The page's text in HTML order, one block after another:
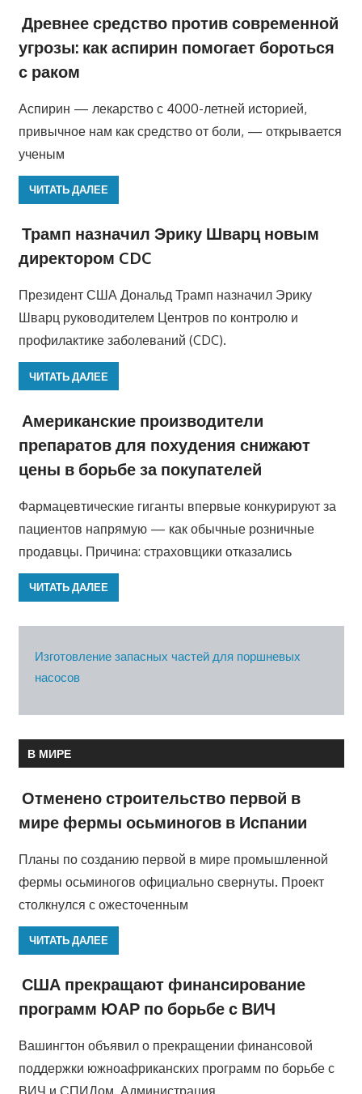
Древнее средство против современной
угрозы: как аспирин помогает бороться
с раком
Аспирин — лекарство с 4000-летней историей,
привычное нам как средство от боли, — открывается
ученым
ЧИТАТЬ ДАЛЕЕ
Трамп назначил Эрику Шварц новым
директором CDC
Президент США Дональд Трамп назначил Эрику
Шварц руководителем Центров по контролю и
профилактике заболеваний (CDC).
ЧИТАТЬ ДАЛЕЕ
Американские производители
препаратов для похудения снижают
цены в борьбе за покупателей
Фармацевтические гиганты впервые конкурируют за
пациентов напрямую — как обычные розничные
продавцы. Причина: страховщики отказались
ЧИТАТЬ ДАЛЕЕ
Изготовление запасных частей для поршневых
насосов
В МИРЕ
Отменено строительство первой в
мире фермы осьминогов в Испании
Планы по созданию первой в мире промышленной
фермы осьминогов официально свернуты. Проект
столкнулся с ожесточенным
ЧИТАТЬ ДАЛЕЕ
США прекращают финансирование
программ ЮАР по борьбе с ВИЧ
Вашингтон объявил о прекращении финансовой
поддержки южноафриканских программ по борьбе с